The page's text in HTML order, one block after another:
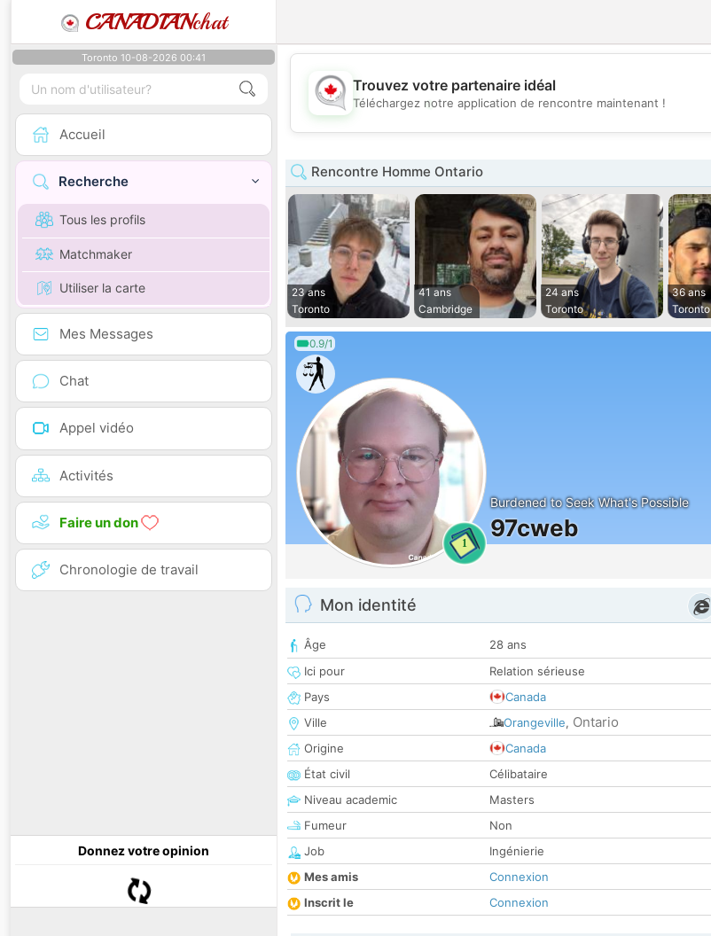
CANADIANchat
Toronto 10-08-2026 00:41
Accueil
Recherche
Tous les profils
Matchmaker
Utiliser la carte
Mes Messages
Chat
Appel vidéo
Activités
Faire un don
Chronologie de travail
Donnez votre opinion
💕
Trouvez votre partenaire idéal
Téléchargez notre application de rencontre maintenant !
Rencontre Homme Ontario
23 ans
Toronto
41 ans
Cambridge
24 ans
Toronto
36 ans
Toronto
0.9/1
1
Burdened to Seek What's Possible
97cweb
Mon identité
Âge
28 ans
Ici pour
Relation sérieuse
Pays
Canada
Ville
Orangeville, Ontario
Origine
Canada
État civil
Célibataire
Niveau academic
Masters
Fumeur
Non
Job
Ingénierie
Mes amis
Connexion
Inscrit le
Connexion